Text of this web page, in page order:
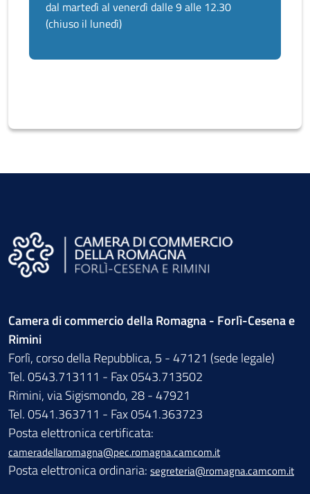
dal martedì al venerdì dalle 9 alle 12.30
(chiuso il lunedì)
Camera di commercio della Romagna - Forlì-Cesena e
Rimini
Forlì, corso della Repubblica, 5 - 47121 (sede legale)
Tel. 0543.713111 - Fax 0543.713502
Rimini, via Sigismondo, 28 - 47921
Tel. 0541.363711 - Fax 0541.363723
Posta elettronica certificata:
cameradellaromagna@pec.romagna.camcom.it
Posta elettronica ordinaria: segreteria@romagna.camcom.it